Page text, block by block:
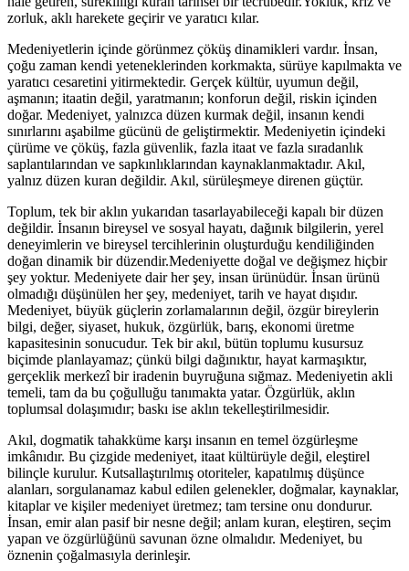
zorluk, aklı harekete geçirir ve yaratıcı kılar.
Medeniyetlerin içinde görünmez çöküş dinamikleri vardır. İnsan,
çoğu zaman kendi yeteneklerinden korkmakta, sürüye kapılmakta ve
yaratıcı cesaretini yitirmektedir. Gerçek kültür, uyumun değil,
aşmanın; itaatin değil, yaratmanın; konforun değil, riskin içinden
doğar. Medeniyet, yalnızca düzen kurmak değil, insanın kendi
sınırlarını aşabilme gücünü de geliştirmektir. Medeniyetin içindeki
çürüme ve çöküş, fazla güvenlik, fazla itaat ve fazla sıradanlık
saplantılarından ve sapkınlıklarından kaynaklanmaktadır. Akıl,
yalnız düzen kuran değildir. Akıl, sürüleşmeye direnen güçtür.
Toplum, tek bir aklın yukarıdan tasarlayabileceği kapalı bir düzen
değildir. İnsanın bireysel ve sosyal hayatı, dağınık bilgilerin, yerel
deneyimlerin ve bireysel tercihlerinin oluşturduğu kendiliğinden
doğan dinamik bir düzendir.Medeniyette doğal ve değişmez hiçbir
şey yoktur. Medeniyete dair her şey, insan ürünüdür. İnsan ürünü
olmadığı düşünülen her şey, medeniyet, tarih ve hayat dışıdır.
Medeniyet, büyük güçlerin zorlamalarının değil, özgür bireylerin
bilgi, değer, siyaset, hukuk, özgürlük, barış, ekonomi üretme
kapasitesinin sonucudur. Tek bir akıl, bütün toplumu kusursuz
biçimde planlayamaz; çünkü bilgi dağınıktır, hayat karmaşıktır,
gerçeklik merkezî bir iradenin buyruğuna sığmaz. Medeniyetin akli
temeli, tam da bu çoğulluğu tanımakta yatar. Özgürlük, aklın
toplumsal dolaşımıdır; baskı ise aklın tekelleştirilmesidir.
Akıl, dogmatik tahakküme karşı insanın en temel özgürleşme
imkânıdır. Bu çizgide medeniyet, itaat kültürüyle değil, eleştirel
bilinçle kurulur. Kutsallaştırılmış otoriteler, kapatılmış düşünce
alanları, sorgulanamaz kabul edilen gelenekler, doğmalar, kaynaklar,
kitaplar ve kişiler medeniyet üretmez; tam tersine onu dondurur.
İnsan, emir alan pasif bir nesne değil; anlam kuran, eleştiren, seçim
yapan ve özgürlüğünü savunan özne olmalıdır. Medeniyet, bu
öznenin çoğalmasıyla derinleşir.